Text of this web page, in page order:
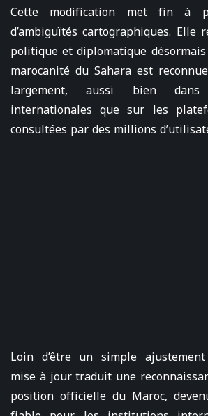
Cette modification met fin à
d’ambiguïtés cartographiques.
politique et diplomatique
marocanité du Sahara est
largement, aussi bien
internationales que sur les
consultées par des millions
Loin d’être un simple
mise à jour traduit une
position officielle du Maroc,